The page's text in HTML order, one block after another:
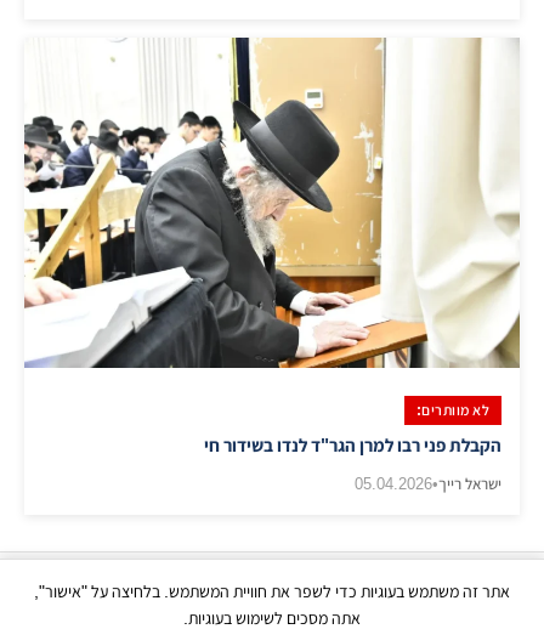
לא מוותרים:
הקבלת פני רבו למרן הגר"ד לנדו בשידור חי
ישראל רייך•
05.04.2026
אתר זה משתמש בעוגיות כדי לשפר את חוויית המשתמש. בלחיצה על "אישור",
אתה מסכים לשימוש בעוגיות.
כל הזכויות שמורות | © בני ברק עכשיו 2026